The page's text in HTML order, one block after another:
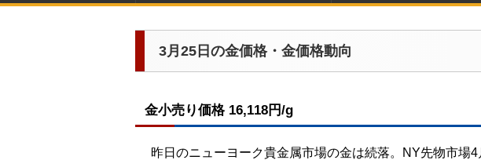
3月25日の金価格・金価格動向
金小売り価格 16,118円/g
昨日のニューヨーク貴金属市場の金は続落。NY先物市場